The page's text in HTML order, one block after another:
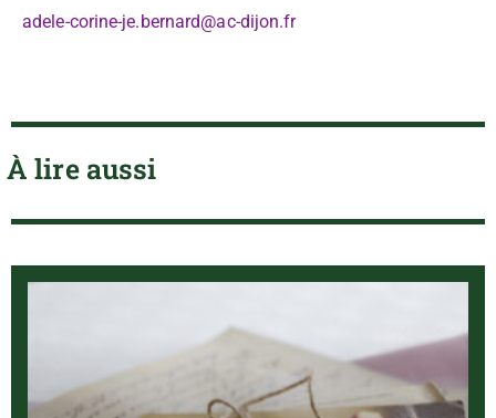
adele-corine-je.bernard@ac-dijon.fr
À lire aussi